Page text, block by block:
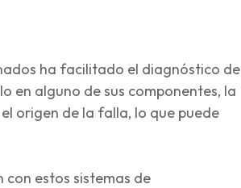
ha facilitado el diagnóstico de
en alguno de sus componentes, la
origen de la falla, lo que puede
estos sistemas de